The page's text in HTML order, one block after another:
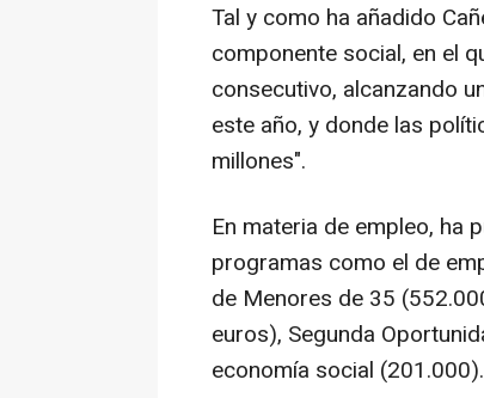
Tal y como ha añadido
componente social, en el
consecutivo, alcanzando
este año, y donde las
millones".
En materia de empleo, ha
programas como el de
de Menores de 35
euros), Segunda
economía social (201.000).